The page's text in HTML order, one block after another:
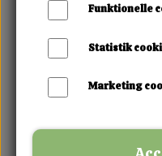
Funktionelle
Statistik
Marketing